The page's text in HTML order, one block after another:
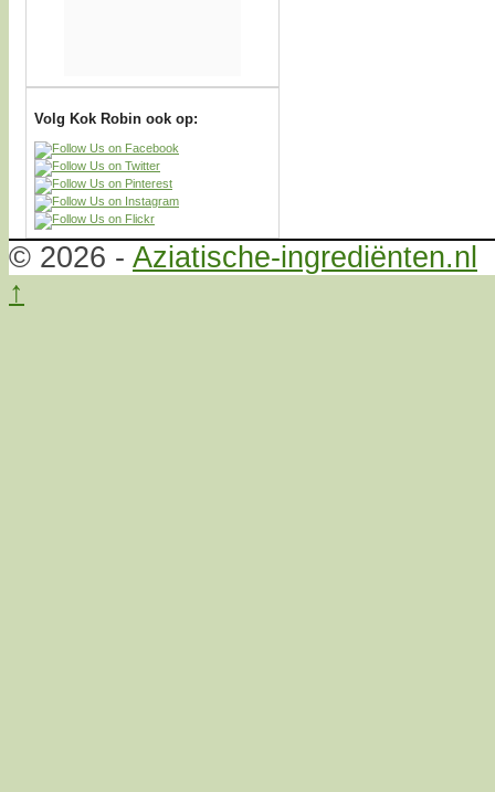
Volg Kok Robin ook op:
© 2026 - Aziatische-ingrediënten.nl
↑